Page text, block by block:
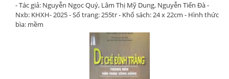
- Tác giả: Nguyễn Ngọc Quý, Lâm Thị Mỹ Dung, Nguyễn Tiến Đà -
Nxb: KHXH- 2025 - Số trang: 255tr - Khổ sách: 24 x 22cm - Hình thức
bìa: mềm